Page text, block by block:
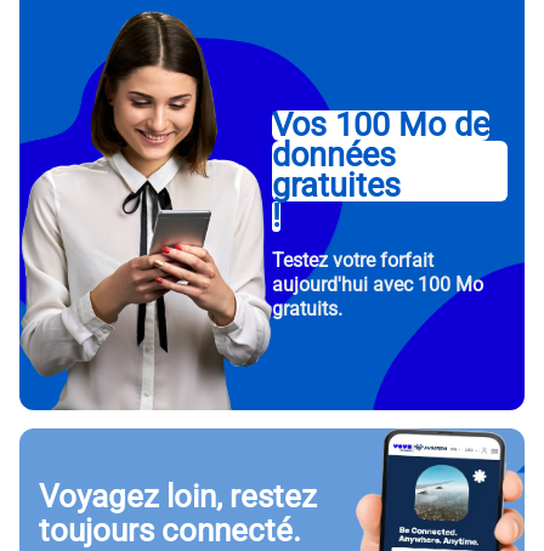
Vos 100 Mo de
données
gratuites
!
Testez votre forfait
aujourd'hui avec 100 Mo
gratuits.
Voyagez loin, restez
toujours connecté.